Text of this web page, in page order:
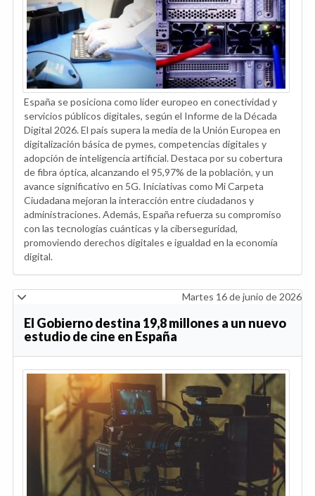
España se posiciona como líder europeo en conectividad y
servicios públicos digitales, según el Informe de la Década
Digital 2026. El país supera la media de la Unión Europea en
digitalización básica de pymes, competencias digitales y
adopción de inteligencia artificial. Destaca por su cobertura
de fibra óptica, alcanzando el 95,97% de la población, y un
avance significativo en 5G. Iniciativas como Mi Carpeta
Ciudadana mejoran la interacción entre ciudadanos y
administraciones. Además, España refuerza su compromiso
con las tecnologías cuánticas y la ciberseguridad,
promoviendo derechos digitales e igualdad en la economía
digital.
Martes 16 de junio de 2026
El Gobierno destina 19,8 millones a un nuevo
estudio de cine en España